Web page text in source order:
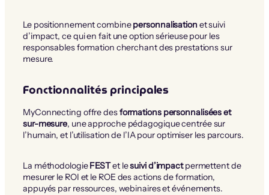
Le positionnement combinepersonnalisation et suivi
d’impact, ce qui en fait une option sérieuse pour les
responsables formation cherchant des prestations sur
mesure.
Fonctionnalités principales
MyConnecting offre desformations personnalisées et
sur-mesure, une approche pédagogique centrée sur
l’humain, et l’utilisation de l’IA pour optimiser les parcours.
La méthodologieFESTet lesuivi d’impactpermettent de
mesurer le ROI et le ROE des actions de formation,
appuyés par ressources, webinaires et événements.